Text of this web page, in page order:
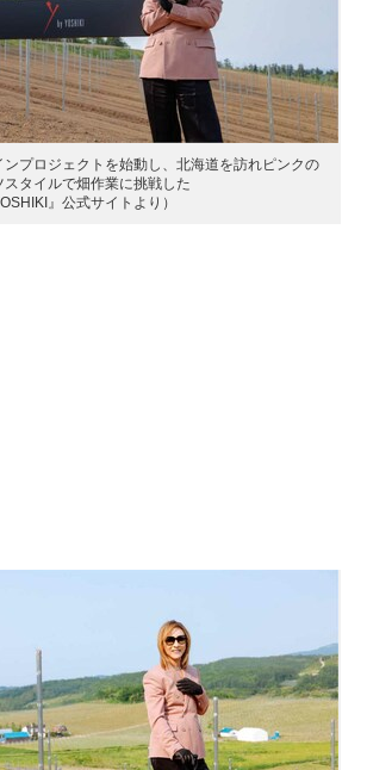
プロジェクトを始動し、北海道を訪れピンクの
タイルで畑作業に挑戦した
』公式サイトより）